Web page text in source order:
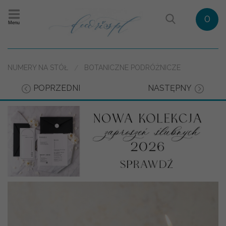
Menu 0
NUMERY NA STÓŁ BOTANICZNE PODRÓŻNICZE
POPRZEDNI NASTĘPNY